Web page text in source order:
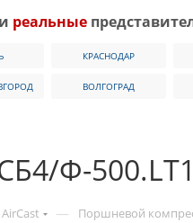
реальные
КРАСНОДАР
ВОЛГОГРАД
Ф-
— Поршневой